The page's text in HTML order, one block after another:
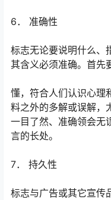
6． 准确性
标志无论要说明什么、
其含义必须准确。首先
懂，符合人们认识心理
料之外的多解或误解，
一目了然、准确领会无
言的长处。
7． 持久性
标志与广告或其它宣传